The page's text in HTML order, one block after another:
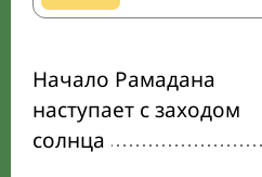
Начало Рамадана
наступает с заходом
солнца